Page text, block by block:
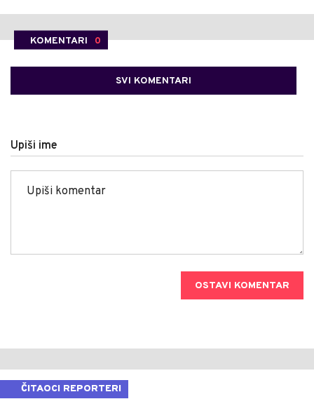
KOMENTARI 0
SVI KOMENTARI
Upiši ime
OSTAVI KOMENTAR
ČITAOCI REPORTERI